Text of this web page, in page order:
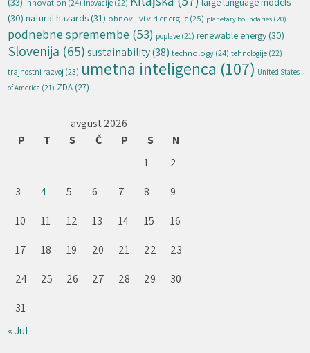
innovation (24) inovacije (22)
(30) natural hazards (31) obnovljivi viri energije(25) planetary boundaries (20)
podnebne spremembe (53) poplave (21) renewable energy (30)
Slovenija (65) sustainability(38) technology(24) tehnologije (22)
trajnostni razvoj (23) umetna inteligenca (107) United States
of America (21) ZDA (27)
avgust 2026
P
T S Č P S
N
1
2
3
4 5 6 7 8
9
10
11 12 13 14 15
16
17
18 19 20 21 22
23
24
25 26 27 28 29
30
31
« Jul